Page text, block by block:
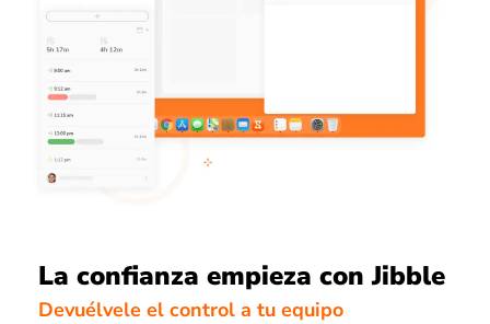
La confianza empieza con Jibble
Devuélvele el control a tu equipo